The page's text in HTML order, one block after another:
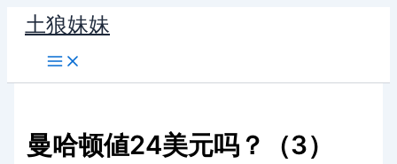
容
土狼妹妹
曼哈顿値24美元吗？（3）